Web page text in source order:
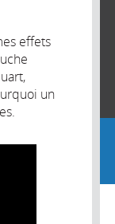
effets
un